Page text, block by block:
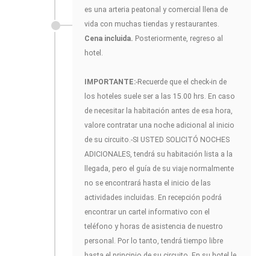
es una arteria peatonal y comercial llena de
vida con muchas tiendas y restaurantes.
Cena incluida. Posteriormente, regreso al
hotel.
IMPORTANTE:-Recuerde que el check-in de
los hoteles suele ser a las 15.00 hrs. En caso
de necesitar la habitación antes de esa hora,
valore contratar una noche adicional al inicio
de su circuito.-SI USTED SOLICITÓ NOCHES
ADICIONALES, tendrá su habitación lista a la
llegada, pero el guía de su viaje normalmente
no se encontrará hasta el inicio de las
actividades incluidas. En recepción podrá
encontrar un cartel informativo con el
teléfono y horas de asistencia de nuestro
personal. Por lo tanto, tendrá tiempo libre